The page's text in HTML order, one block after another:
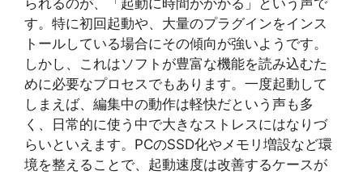
す。特に初回起動や、大量のプラグインをインス
トールしている場合にその傾向が強いようです。
しかし、これはソフトが豊富な機能を読み込むた
めに必要なプロセスでもあります。一度起動して
しまえば、編集中の動作は軽快だという声も多
く、日常的に使う中で大きなストレスにはなりづ
らいといえます。PCのSSD化やメモリ増設など環
境を整えることで、起動速度は改善するケースが